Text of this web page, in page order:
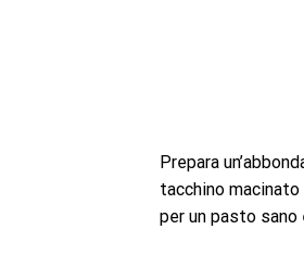
Prepara
tacchino macinato
per un pasto sano